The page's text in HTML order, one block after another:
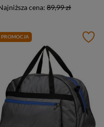
cena: 89,99 zł
PROMOCJA